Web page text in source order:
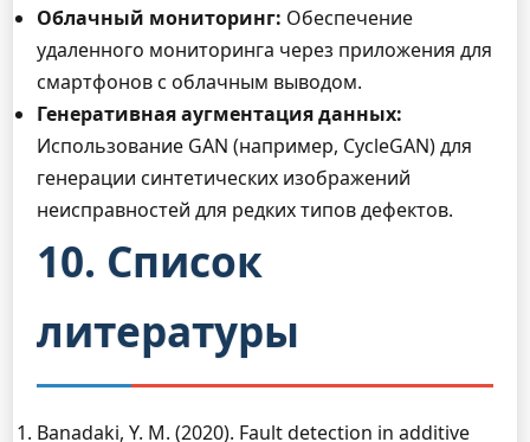
Облачный мониторинг: Обеспечение
удаленного мониторинга через приложения для
смартфонов с облачным выводом.
Генеративная аугментация данных:
Использование GAN (например, CycleGAN) для
генерации синтетических изображений
неисправностей для редких типов дефектов.
10. Список
литературы
Banadaki, Y. M. (2020). Fault detection in additive